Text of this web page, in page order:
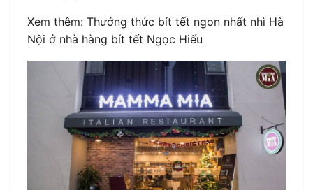
Xem thêm: Thưởng thức bít tết ngon nhất nhì Hà
Nội ở nhà hàng bít tết Ngọc Hiếu